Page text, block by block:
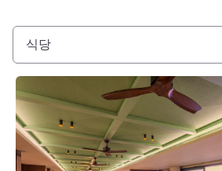
식당
세부 정보 보기